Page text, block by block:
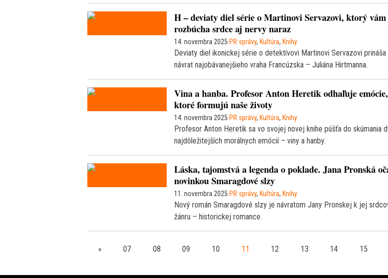
H – deviaty diel série o Martinovi Servazovi, ktorý vám
rozbúcha srdce aj nervy naraz
14. novembra 2025 PR správy, Kultúra, Knihy
Deviaty diel ikonickej série o detektívovi Martinovi Servazovi prináša
návrat najobávanejšieho vraha Francúzska – Juliána Hirtmanna.
Vina a hanba. Profesor Anton Heretik odhaľuje emócie,
ktoré formujú naše životy
14. novembra 2025 PR správy, Kultúra, Knihy
Profesor Anton Heretik sa vo svojej novej knihe púšťa do skúmania
najdôležitejších morálnych emócií – viny a hanby.
Láska, tajomstvá a legenda o poklade. Jana Pronská
novinkou Smaragdové slzy
11. novembra 2025 PR správy, Kultúra, Knihy
Nový román Smaragdové slzy je návratom Jany Pronskej k jej
žánru – historickej romance.
« 07 08 09 10 11 12 13 14 15